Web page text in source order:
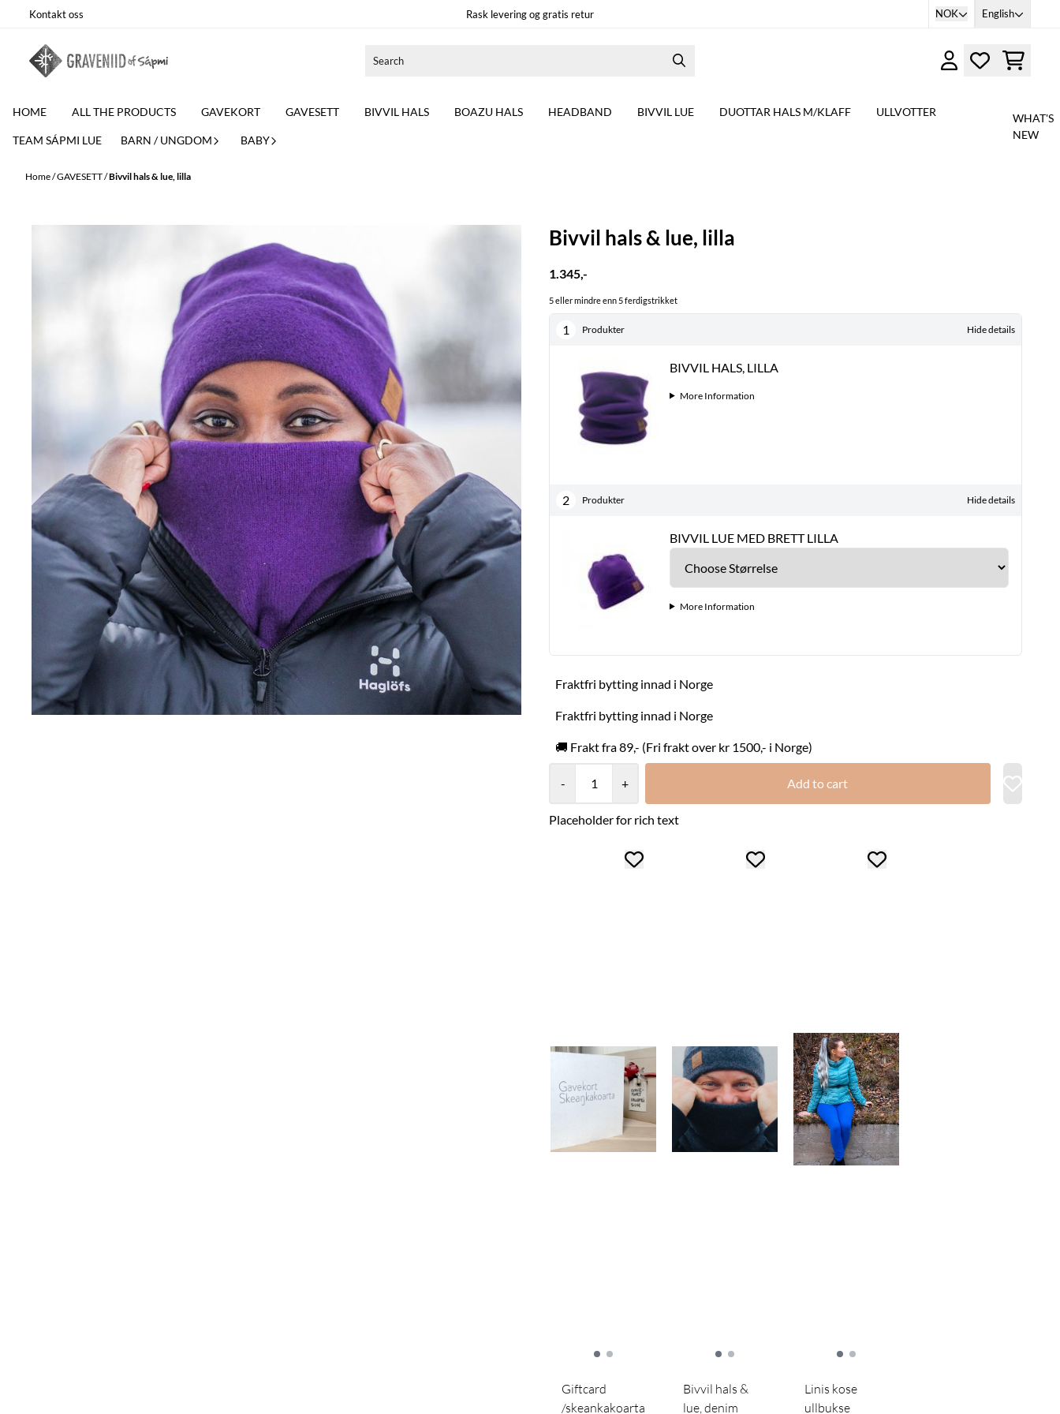
Skip to content
Kontakt oss Rask levering og gratis retur NOK English
HOME ALL THE PRODUCTS GAVEKORT GAVESETT BIVVIL HALS BOAZU HALS HEADBAND BIVVIL LUE DUOTTAR HALS M/KLAFF ULLVOTTER
TEAM SÁPMI LUE BARN / UNGDOM BABY
WHAT'S
NEW
Home/GAVESETT/Bivvil hals & lue, lilla
Bivvil hals & lue, lilla
1.345,-
5 eller mindre enn 5 ferdigstrikket
1 Produkter Hide details
BIVVIL HALS, LILLA
More Information
2 Produkter Hide details
BIVVIL LUE MED BRETT LILLA
More Information
Fraktfri bytting innad i Norge
Fraktfri bytting innad i Norge
🚚 Frakt fra 89,- (Fri frakt over kr 1500,- i Norge)
- + Add to cart
Placeholder for rich text
Giftcard
/skeankakoarta
Bivvil hals &
lue, denim
Linis kose
ullbukse